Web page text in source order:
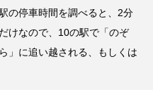
の停車時間を調べると、2分
けなので、10の駅で「のぞ
」に追い越される、もしくは